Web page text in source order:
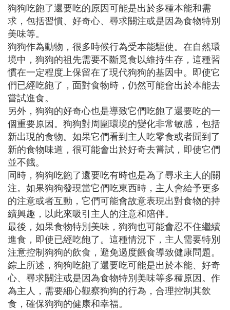
狗狗吃飽了還要吃的原因可能是出於多種本能和需
求，包括習慣、好奇心、尋求關注或是因為食物特別
美味等。
狗狗作為動物，很多時候行為受本能驅使。在自然環
境中，狗狗的祖先需要不斷覓食以維持生存，這種習
慣在一定程度上保留在了現代狗狗的基因中。即使它
們已經吃飽了，面對食物時，仍然可能會出於本能去
嘗試進食。
另外，狗狗的好奇心也是導致它們吃飽了還要吃的一
個重要原因。狗狗對周圍環境的變化非常敏感，包括
新出現的食物。如果它們看到主人吃零食或者聞到了
新的食物味道，很可能會出於好奇去嘗試，即使它們
並不餓。
同時，狗狗吃飽了還要吃有時也是為了尋求主人的關
注。如果狗狗發現當它們吃東西時，主人會給予更多
的注意或者互動，它們可能會故意表現出對食物的持
續興趣，以此來吸引主人的注意和陪伴。
最後，如果食物特別美味，狗狗也可能會忍不住繼續
進食，即使已經吃飽了。這種情況下，主人需要特別
注意控制狗狗的飲食，避免過度餵食導致健康問題。
綜上所述，狗狗吃飽了還要吃可能是出於本能、好奇
心、尋求關注或是因為食物特別美味等多種原因。作
為主人，需要細心觀察狗狗的行為，合理控制其飲
食，確保狗狗的健康和幸福。